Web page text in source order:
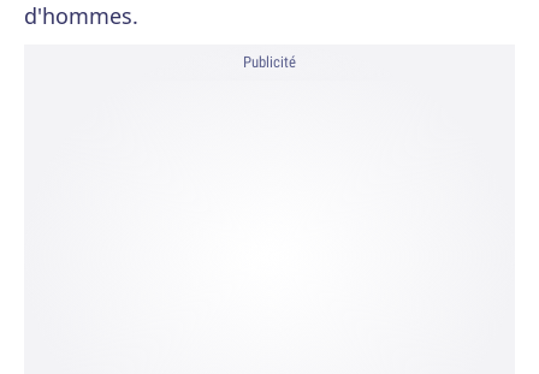
d'hommes.
Publicité